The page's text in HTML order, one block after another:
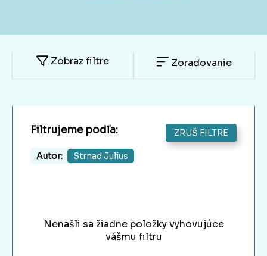
Zobraz filtre Zoraďovanie
Filtrujeme podľa: ZRUŠ FILTRE
Autor: Strnad Julius
Nenašli sa žiadne položky vyhovujúce
vášmu filtru